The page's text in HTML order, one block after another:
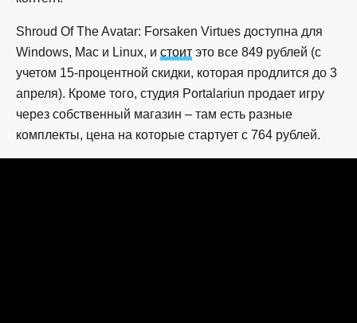
Shroud Of The Avatar: Forsaken Virtues доступна для
Windows, Mac и Linux, и стоит это все 849 рублей (с
учетом 15-процентной скидки, которая продлится до 3
апреля). Кроме того, студия Portalariun продает игру
через собственный магазин – там есть разные
комплекты, цена на которые стартует с 764 рублей.